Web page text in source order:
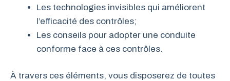
Les technologies invisibles qui améliorent
l’efficacité des contrôles;
Les conseils pour adopter une conduite
conforme face à ces contrôles.
À travers ces éléments, vous disposerez de toutes